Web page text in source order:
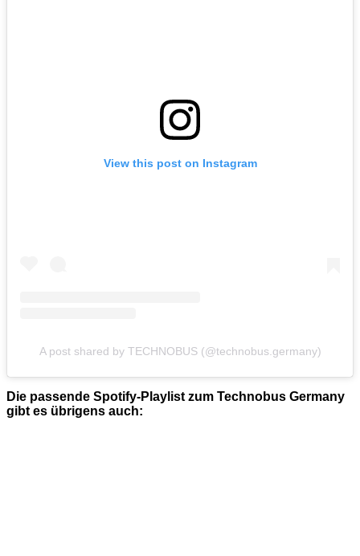
View this post on Instagram
A post shared by TECHNOBUS (@technobus.germany)
Die passende Spotify-Playlist zum Technobus Germany
gibt es übrigens auch: